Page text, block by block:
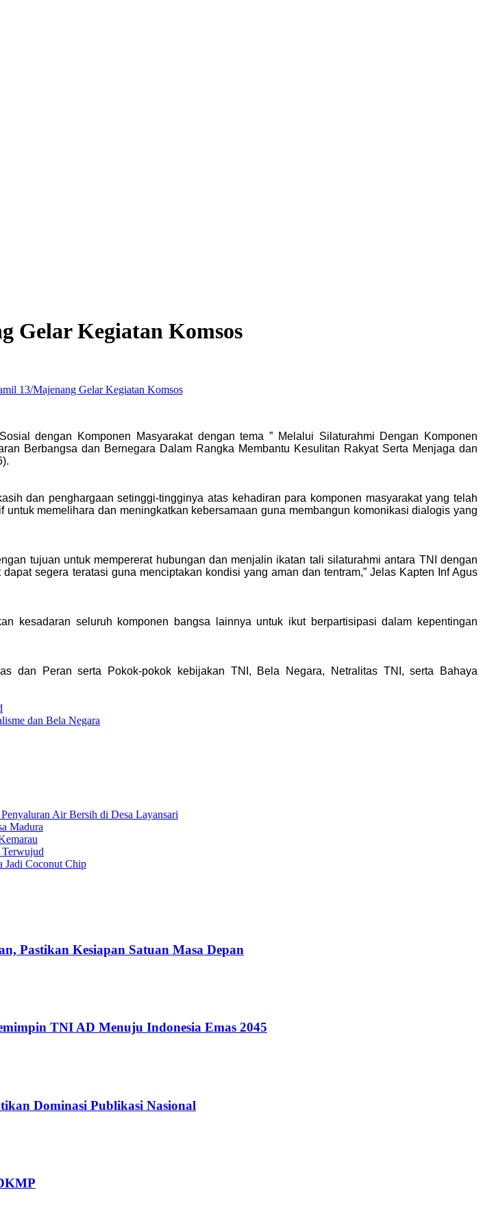
Gelar Kegiatan Komsos
dengan Komponen Masyarakat dengan tema ” Melalui Silaturahmi Dengan Komponen
Berbangsa dan Bernegara Dalam Rangka Membantu Kesulitan Rakyat Serta Menjaga dan
dan penghargaan setinggi-tingginya atas kehadiran para komponen masyarakat yang telah
memelihara dan meningkatkan kebersamaan guna membangun komonikasi dialogis yang
tujuan untuk mempererat hubungan dan menjalin ikatan tali silaturahmi antara TNI dengan
segera teratasi guna menciptakan kondisi yang aman dan tentram,” Jelas Kapten Inf Agus
kesadaran seluruh komponen bangsa lainnya untuk ikut berpartisipasi dalam kepentingan
dan Peran serta Pokok-pokok kebijakan TNI, Bela Negara, Netralitas TNI, serta Bahaya
dan Bela Negara
Air Bersih di Desa Layansari
Madura
Jadi Coconut Chip
Pastikan Kesiapan Satuan Masa Depan
TNI AD Menuju Indonesia Emas 2045
Dominasi Publikasi Nasional